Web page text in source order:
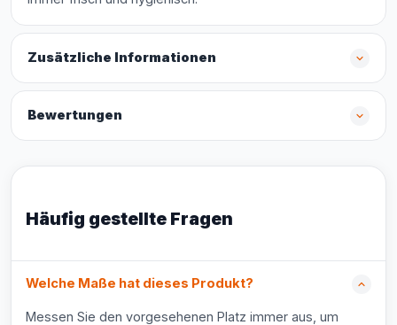
Zusätzliche Informationen
Bewertungen
Häufig gestellte Fragen
Welche Maße hat dieses Produkt?
Messen Sie den vorgesehenen Platz immer aus, um